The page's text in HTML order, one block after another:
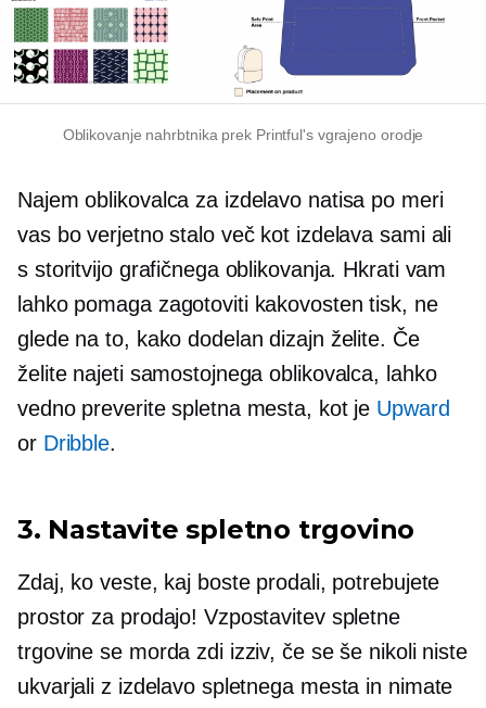
Oblikovanje nahrbtnika prek Printful's vgrajeno orodje
Najem oblikovalca za izdelavo natisa po meri
vas bo verjetno stalo več kot izdelava sami ali
s storitvijo grafičnega oblikovanja. Hkrati vam
lahko pomaga zagotoviti kakovosten tisk, ne
glede na to, kako dodelan dizajn želite. Če
želite najeti samostojnega oblikovalca, lahko
vedno preverite spletna mesta, kot je Upward
or Dribble.
3. Nastavite spletno trgovino
Zdaj, ko veste, kaj boste prodali, potrebujete
prostor za prodajo! Vzpostavitev spletne
trgovine se morda zdi izziv, če se še nikoli niste
ukvarjali z izdelavo spletnega mesta in nimate